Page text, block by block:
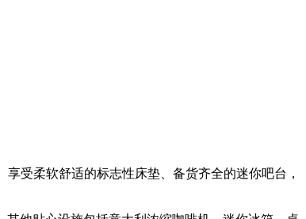
受柔软舒适的标志性床垫、备货齐全的迷你吧台，